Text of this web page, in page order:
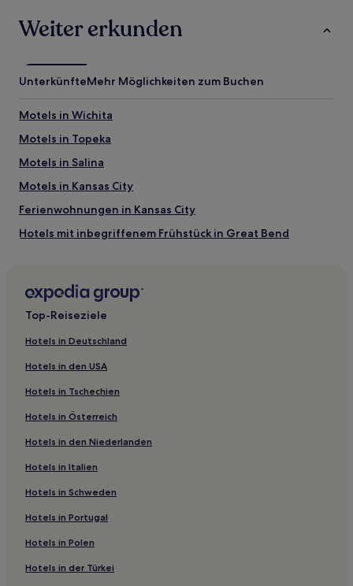
Weiter erkunden
UnterkünfteMehr Möglichkeiten zum Buchen
Motels in Wichita
Motels in Topeka
Motels in Salina
Motels in Kansas City
Ferienwohnungen in Kansas City
Hotels mit inbegriffenem Frühstück in Great Bend
Haustierfreundliche in Hutchinson
Günstige in Manhattan
Haustierfreundliche in Manhattan
Lgbtqia-Freundliche in Manhattan
Haustierfreundliche in Emporia
Günstige in Emporia
Hotels mit inbegriffenem Frühstück in Emporia
Familien in Junction City
Hotels mit Parkplatz in Kansas City
Günstige in Kansas City
Top-Reiseziele
Hotels in Deutschland
Hotels in den USA
Hotels in Tschechien
Hotels in Österreich
Hotels in den Niederlanden
Hotels in Italien
Hotels in Schweden
Hotels in Portugal
Hotels in Polen
Hotels in der Türkei